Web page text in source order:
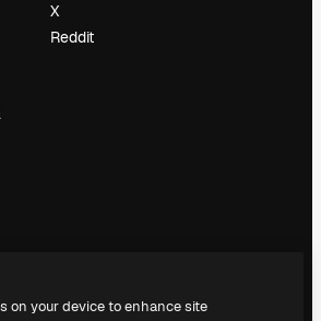
X
Reddit
on your device to enhance site